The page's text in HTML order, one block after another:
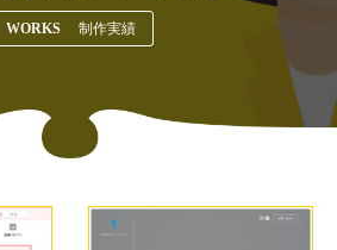
WORKS 制作実績